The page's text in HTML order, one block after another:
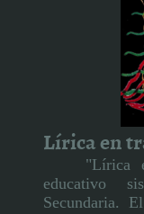
Lírica en
"Lírica
educativo
Secundaria.